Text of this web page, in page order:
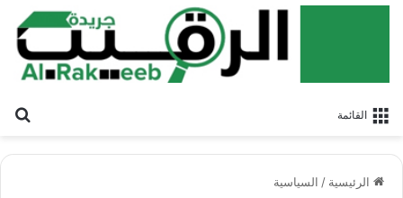
القائمة
الرئيسية / السياسية